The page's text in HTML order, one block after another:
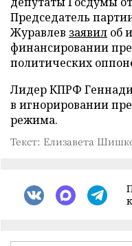
Председатель
Журавлев заявил об
финансировании
политических
Лидер КПРФ
в игнорировании
режима.
Текст: Елизавета